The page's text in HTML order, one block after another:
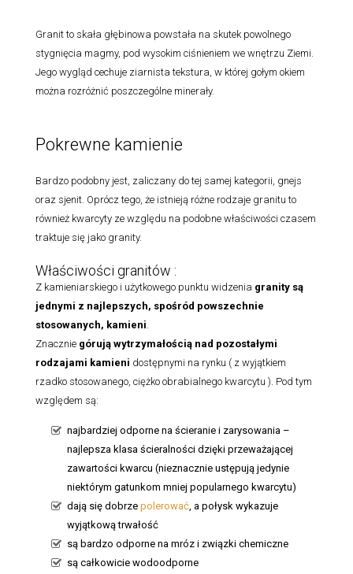
Granit to skała głębinowa powstała na skutek powolnego
stygnięcia magmy, pod wysokim ciśnieniem we wnętrzu Ziemi.
Jego wygląd cechuje ziarnista tekstura, w której gołym okiem
można rozróżnić poszczególne minerały.
Pokrewne kamienie
Bardzo podobny jest, zaliczany do tej samej kategorii, gnejs
oraz sjenit. Oprócz tego, że istnieją różne rodzaje granitu to
również kwarcyty ze względu na podobne właściwości czasem
traktuje się jako granity.
Właściwości granitów :
Z kamieniarskiego i użytkowego punktu widzenia granity są
jednymi z najlepszych, spośród powszechnie
stosowanych, kamieni
Znacznie górują wytrzymałością nad pozostałymi
rodzajami kamieni dostępnymi na rynku ( z wyjątkiem
rzadko stosowanego, ciężko obrabialnego kwarcytu ). Pod tym
względem są:
najbardziej odporne na ścieranie i zarysowania –
najlepsza klasa ścieralności dzięki przeważającej
zawartości kwarcu (nieznacznie ustępują jedynie
niektórym gatunkom mniej popularnego kwarcytu)
dają się dobrze polerować , a połysk wykazuje
wyjątkową trwałość
są bardzo odporne na mróz i związki chemiczne
są całkowicie wodoodporne